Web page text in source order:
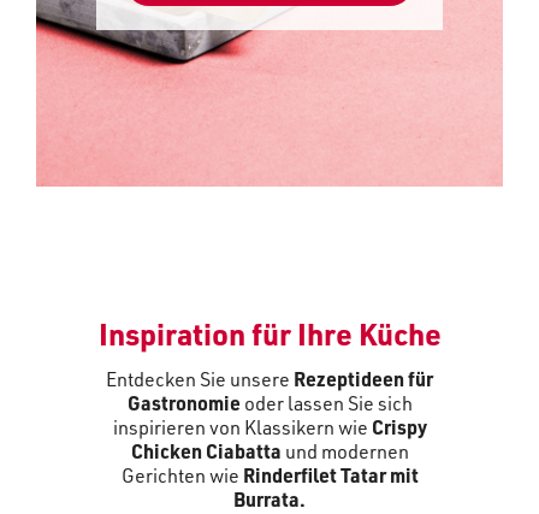
Inspiration für Ihre Küche
Entdecken Sie unsere Rezeptideen für
Gastronomie oder lassen Sie sich
inspirieren von Klassikern wie Crispy
Chicken Ciabatta und modernen
Gerichten wie Rinderfilet Tatar mit
Burrata.